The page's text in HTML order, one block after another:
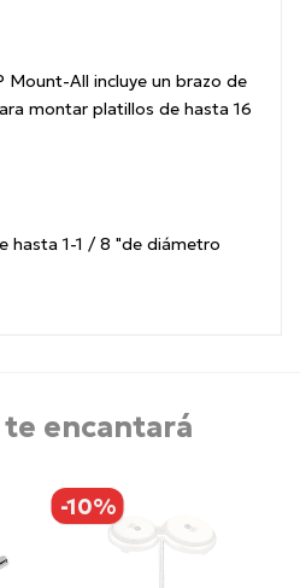
Mount-All incluye un brazo de
montar platillos de hasta 16
hasta 1-1 / 8 "de diámetro
encantará
-10%